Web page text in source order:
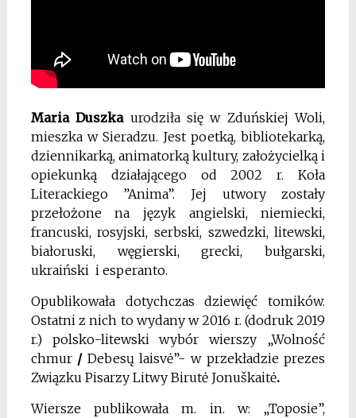
Maria Duszkaurodziła się w Zduńskiej Woli,
mieszka w Sieradzu. Jest poetką, bibliotekarką,
dziennikarką, animatorką kultury, założycielką i
opiekunką działającego od 2002 r. Koła
Literackiego ”Anima”. Jej utwory zostały
przełożone na język angielski, niemiecki,
francuski, rosyjski, serbski, szwedzki, litewski,
białoruski, węgierski, grecki, bułgarski,
ukraiński i esperanto.
Opublikowała dotychczas dziewięć tomików.
Ostatni z nich to wydany w 2016 r. (dodruk 2019
r.) polsko-litewski wybór wierszy „Wolność
chmur / Debesų laisvė”- w przekładzie prezes
Związku Pisarzy Litwy Birutė Jonuškaitė.
Wiersze publikowała m. in. w: „Toposie”,